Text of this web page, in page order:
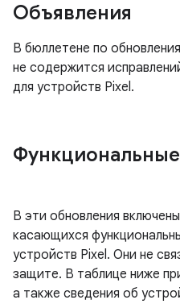
Объявления
В бюллетене по
не содержится
для устройств Pixel.
В эти обновления
касающихся
устройств Pixel. Они не
защите. В таблице ниже
а также сведения об